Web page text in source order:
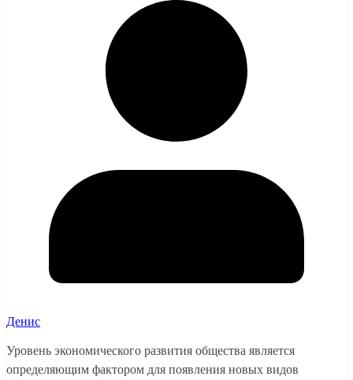
Денис
Уровень экономического развития общества является
определяющим фактором для появления новых видов